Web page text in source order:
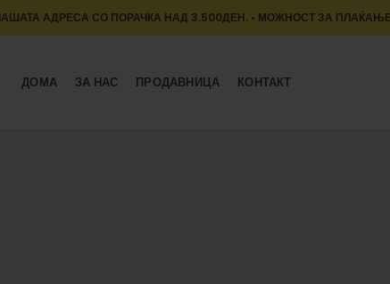
ДОМА ЗА НАС ПРОДАВНИЦА КОНТАКТ
АДРЕСА СО ПОРАЧКА НАД 3.500ДЕН. • МОЖНОСТ ЗА